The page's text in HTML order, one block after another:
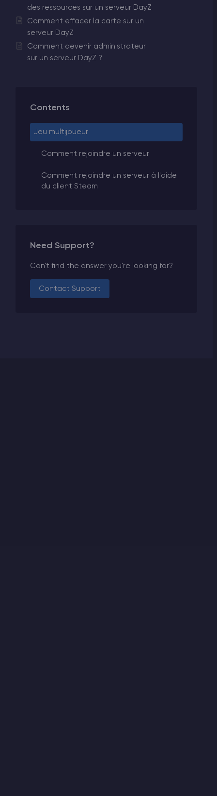
des ressources sur un serveur DayZ
Comment effacer la carte sur un
serveur DayZ
Comment devenir administrateur
sur un serveur DayZ ?
Contents
Jeu multijoueur
Comment rejoindre un serveur
Comment rejoindre un serveur à l'aide
du client Steam
Need Support?
Can't find the answer you're looking for?
Contact Support